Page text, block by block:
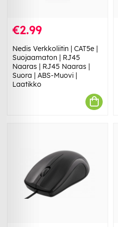
€2.99
Nedis Verkkoliitin | CAT5e |
Suojaamaton | RJ45
Naaras | RJ45 Naaras |
Suora | ABS-Muovi |
Laatikko